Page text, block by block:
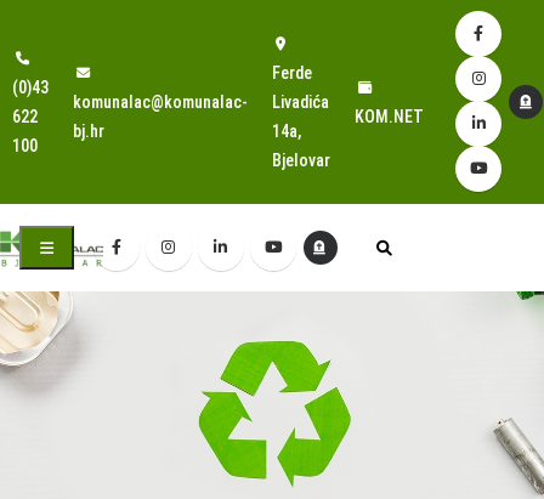
(0)43
622
100
komunalac@komunalac-
bj.hr
Ferde
Livadića
14a,
Bjelovar
KOM.NET